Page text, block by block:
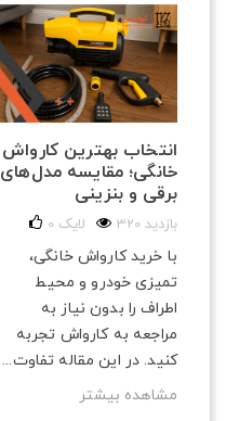
انتخاب بهترین کارواش
خانگی؛ مقایسه مدل‌های
برقی و بنزینی
320 بازدید 0 لایک
با خرید کارواش خانگی،
تمیزی خودرو و محیط
اطراف را بدون نیاز به
مراجعه به کارواش تجربه
کنید. در این مقاله تفاوت...
مشاهده بیشتر